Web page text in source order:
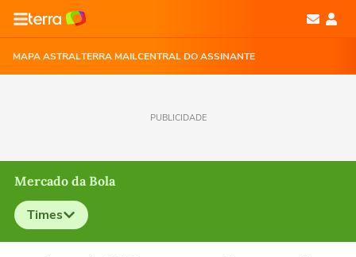
MAPA ASTRALTERRA MAILCENTRAL DO ASSINANTE
PUBLICIDADE
Mercado da Bola
Times